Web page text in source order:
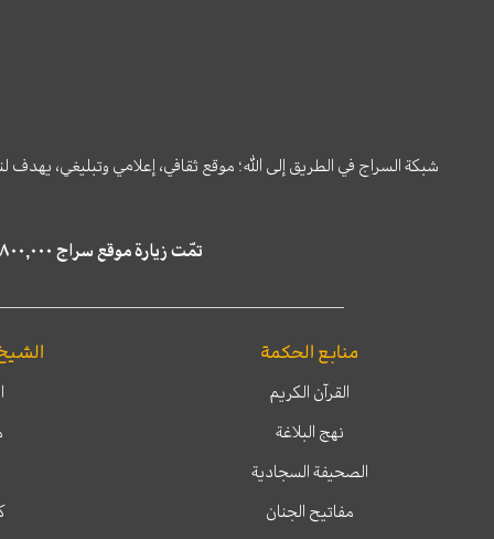
شبكة السراج في الطريق إلى الله؛ موقع ثقافي، إعلامي وتبليغي،
تمّت زيارة موقع سراج ٤,٨٠٠,٠٠٠ مرة خلال الستة أشهر الماضية، كما ظهر في نتائج البحث في محركات البحث٢٢,٢٩٠,٠٠٠ مرّة.
منابع الحكمة
القرآن الكريم
نهج البلاغة
الصحيفة السجادية
مفاتيح الجنان